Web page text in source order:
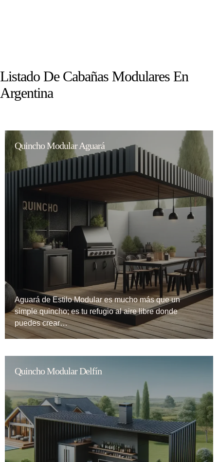
Listado De Cabañas Modulares En
Argentina
Quincho Modular Aguará
Aguará de Estilo Modular es mucho más que un
simple quincho; es tu refugio al aire libre donde
puedes crear…
Quincho Modular Delfín